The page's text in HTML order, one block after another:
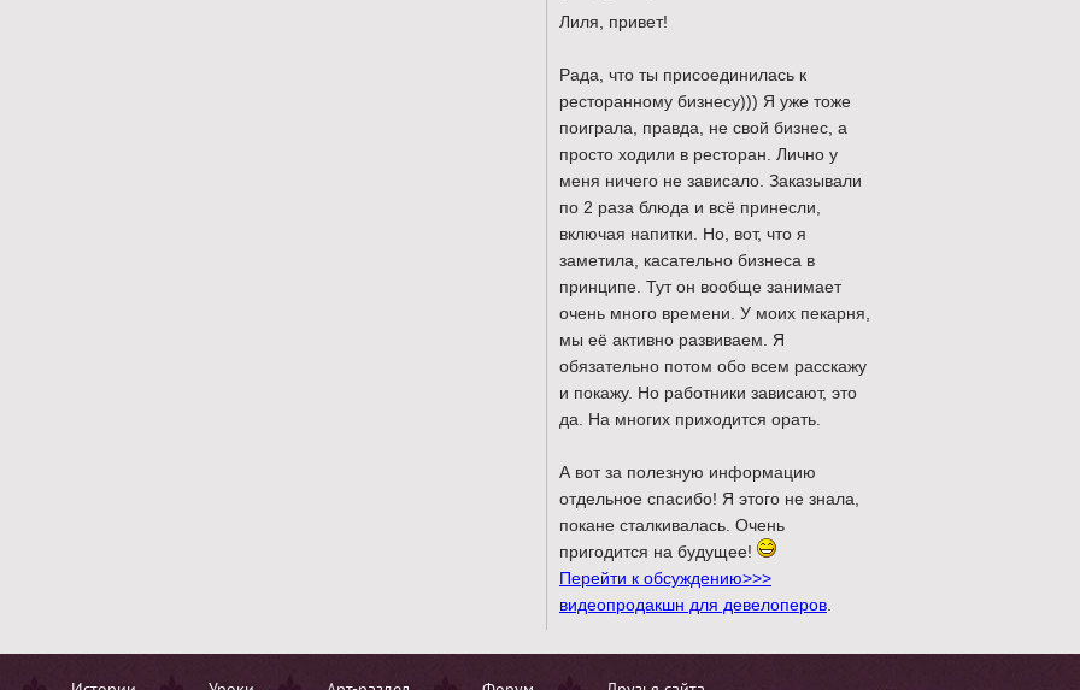
Лиля, привет!
Рада, что ты присоединилась к
ресторанному бизнесу))) Я уже тоже
поиграла, правда, не свой бизнес, а
просто ходили в ресторан. Лично у
меня ничего не зависало. Заказывали
по 2 раза блюда и всё принесли,
включая напитки. Но, вот, что я
заметила, касательно бизнеса в
принципе. Тут он вообще занимает
очень много времени. У моих пекарня,
мы её активно развиваем. Я
обязательно потом обо всем расскажу
и покажу. Но работники зависают, это
да. На многих приходится орать.
А вот за полезную информацию
отдельное спасибо! Я этого не знала,
покане сталкивалась. Очень
пригодится на будущее!
Перейти к обсуждению>>>
видеопродакшн для девелоперов